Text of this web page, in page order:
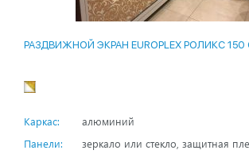
РАЗДВИЖНОЙ ЭКРАН EUROPLEX РОЛИКС
Каркас:
алюминий
Панели:
зеркало или стекло, защитная